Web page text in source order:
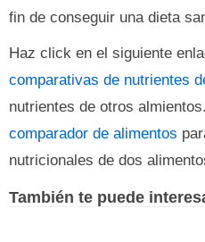
fin de conseguir una dieta
Haz click en el siguiente
comparativas de nutrientes
nutrientes de otros
comparador de alimentos
nutricionales de dos
También te puede